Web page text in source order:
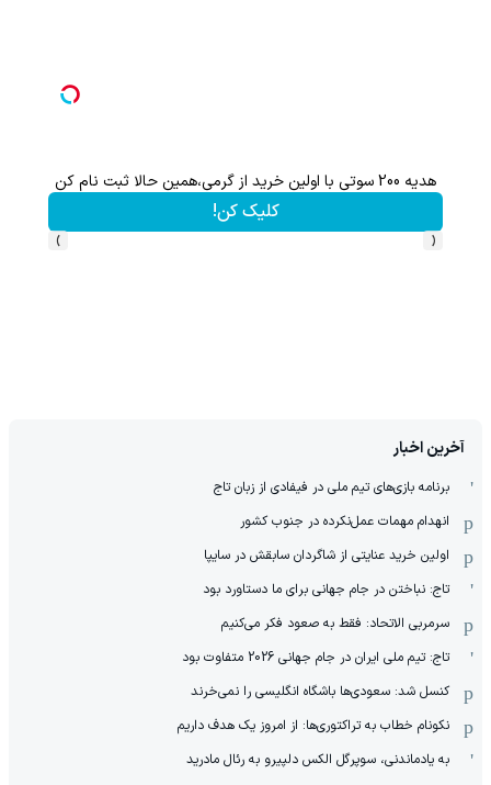
هدیه 200 سوتی با اولین خرید از گرمی،همین حالا ثبت نام کن
کلیک کن!
‹
›
آخرین اخبار
برنامه بازی‌های تیم ملی در فیفادی از زبان تاج
انهدام مهمات عمل‌نکرده در جنوب کشور
اولین خرید عنایتی از شاگردان سابقش در سایپا
تاج: نباختن در جام جهانی برای ما دستاورد بود
سرمربی الاتحاد: فقط به صعود فکر می‌کنیم
تاج: تیم ملی ایران در جام جهانی 2026 متفاوت بود
کنسل شد: سعودی‌ها باشگاه انگلیسی را نمی‌خرند
نکونام خطاب به تراکتوری‌ها: از امروز یک هدف داریم
به یادماندنی، سوپرگل الکس دلپیرو به رئال مادرید